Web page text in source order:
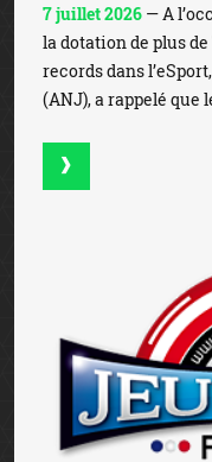
7 juillet 2026 — A
la dotation de plus
records dans
(ANJ), a rappelé que